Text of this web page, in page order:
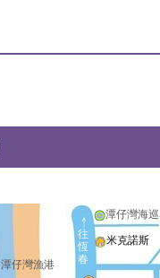
潭仔灣漁港
往
恆
春
米克諾斯
潭仔灣海